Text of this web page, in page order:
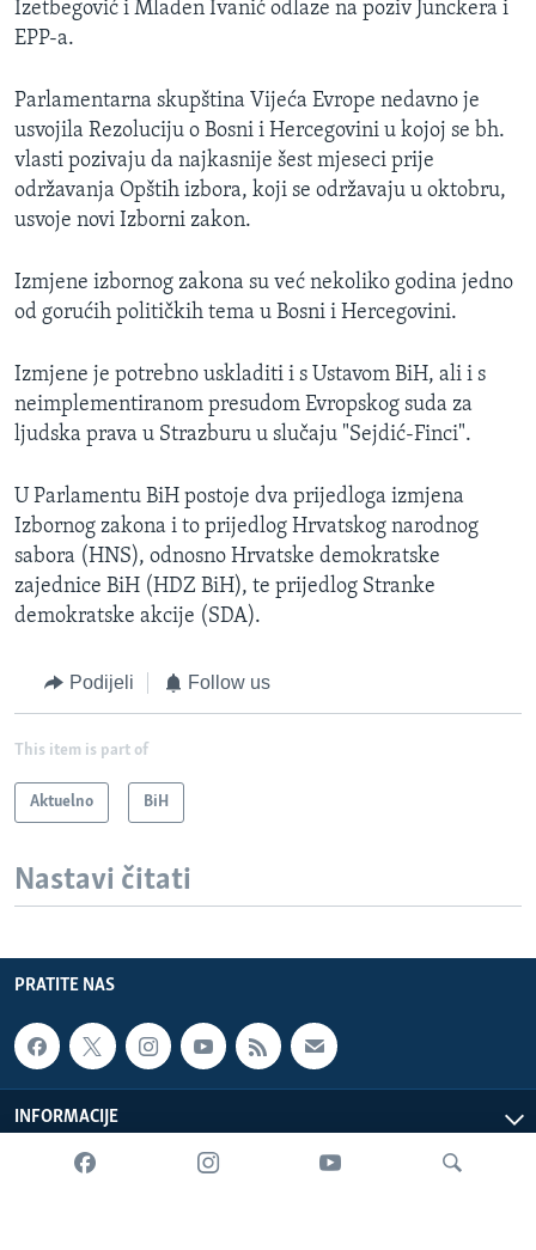
Izetbegović i Mladen Ivanić odlaze na poziv Junckera i
EPP-a.
Parlamentarna skupština Vijeća Evrope nedavno je
usvojila Rezoluciju o Bosni i Hercegovini u kojoj se bh.
vlasti pozivaju da najkasnije šest mjeseci prije
održavanja Opštih izbora, koji se održavaju u oktobru,
usvoje novi Izborni zakon.
Izmjene izbornog zakona su već nekoliko godina jedno
od gorućih političkih tema u Bosni i Hercegovini.
Izmjene je potrebno uskladiti i s Ustavom BiH, ali i s
neimplementiranom presudom Evropskog suda za
ljudska prava u Strazburu u slučaju "Sejdić-Finci".
U Parlamentu BiH postoje dva prijedloga izmjena
Izbornog zakona i to prijedlog Hrvatskog narodnog
sabora (HNS), odnosno Hrvatske demokratske
zajednice BiH (HDZ BiH), te prijedlog Stranke
demokratske akcije (SDA).
Podijeli Follow us
This item is part of
Aktuelno BiH
Nastavi čitati
PRATITE NAS
INFORMACIJE
SADRŽAJ